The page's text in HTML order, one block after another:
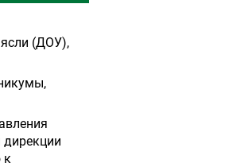
(ДОУ),
дирекции
к